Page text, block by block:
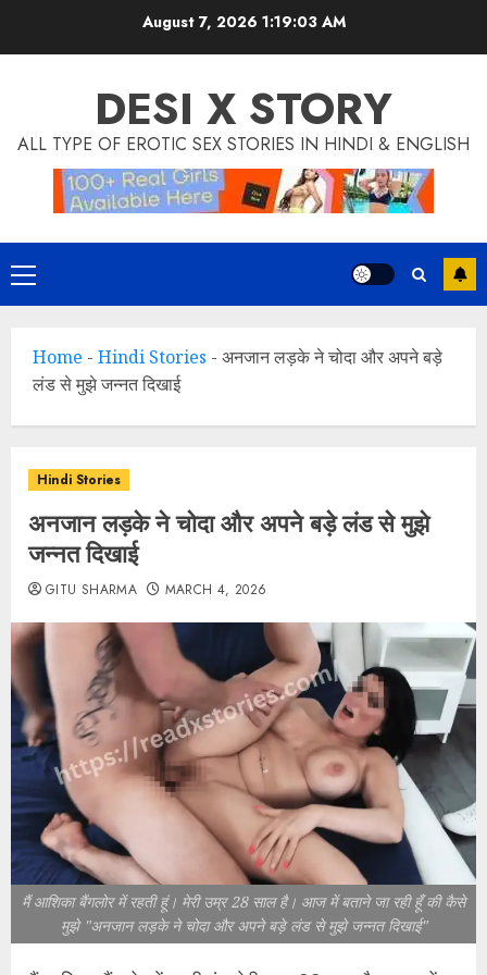
August 7, 2026 1:19:04 AM
DESI X STORY
ALL TYPE OF EROTIC SEX STORIES IN HINDI & ENGLISH
Primary
Menu
Home - Hindi Stories - अनजान लड़के ने चोदा और अपने बड़े
लंड से मुझे जन्नत दिखाई
Hindi Stories
अनजान लड़के ने चोदा और अपने बड़े लंड से मुझे
जन्नत दिखाई
GITU SHARMA MARCH 4, 2026
मैं आशिका बैंगलोर में रहती हूं। मेरी उम्र 28 साल है। आज में बताने जा रही हूँ की कैसे
मुझे "अनजान लड़के ने चोदा और अपने बड़े लंड से मुझे जन्नत दिखाई"
modal-check